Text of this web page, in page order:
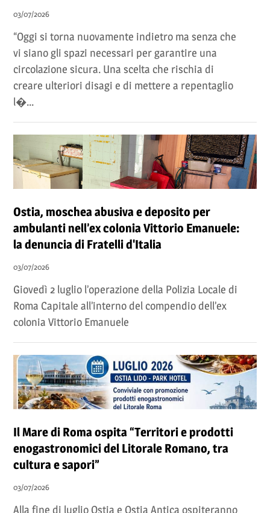
03/07/2026
“Oggi si torna nuovamente indietro ma senza che
vi siano gli spazi necessari per garantire una
circolazione sicura. Una scelta che rischia di
creare ulteriori disagi e di mettere a repentaglio
l�...
Ostia, moschea abusiva e deposito per
ambulanti nell’ex colonia Vittorio Emanuele:
la denuncia di Fratelli d'Italia
03/07/2026
Giovedì 2 luglio l’operazione della Polizia Locale di
Roma Capitale all’interno del compendio dell’ex
colonia Vittorio Emanuele
Il Mare di Roma ospita “Territori e prodotti
enogastronomici del Litorale Romano, tra
cultura e sapori”
03/07/2026
Alla fine di luglio Ostia e Ostia Antica ospiteranno